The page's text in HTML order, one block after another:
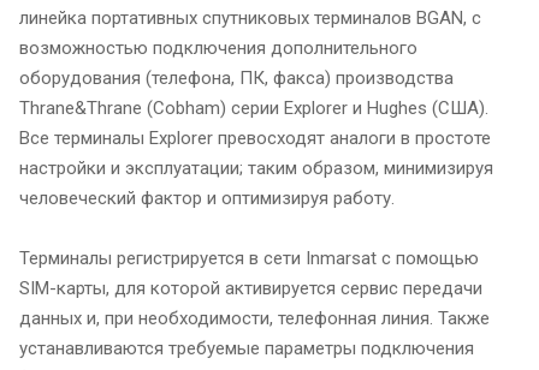
линейка портативных спутниковых терминалов BGAN, с
возможностью подключения дополнительного
оборудования (телефона, ПК, факса) производства
Thrane&Thrane (Cobham) серии Explorer и Hughes (США).
Все терминалы Explorer превосходят аналоги в простоте
настройки и эксплуатации; таким образом, минимизируя
человеческий фактор и оптимизируя работу.
Терминалы регистрируется в сети Inmarsat с помощью
SIM-карты, для которой активируется сервис передачи
данных и, при необходимости, телефонная линия. Также
устанавливаются требуемые параметры подключения